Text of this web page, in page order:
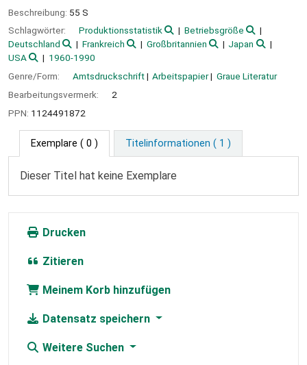
Beschreibung: 55 S
Schlagwörter:
Produktionsstatistik
Betriebsgröße
Deutschland
Frankreich Großbritannien
Japan
USA
1960-1990
Genre/Form:
Amtsdruckschrift Arbeitspapier
Graue Literatur
Bearbeitungsvermerk:
2
PPN: 1124491872
Exemplare ( 0 ) Titelinformationen ( 1 )
Dieser Titel hat keine Exemplare
Drucken
Zitieren
Meinem Korb hinzufügen
Datensatz speichern
Weitere Suchen